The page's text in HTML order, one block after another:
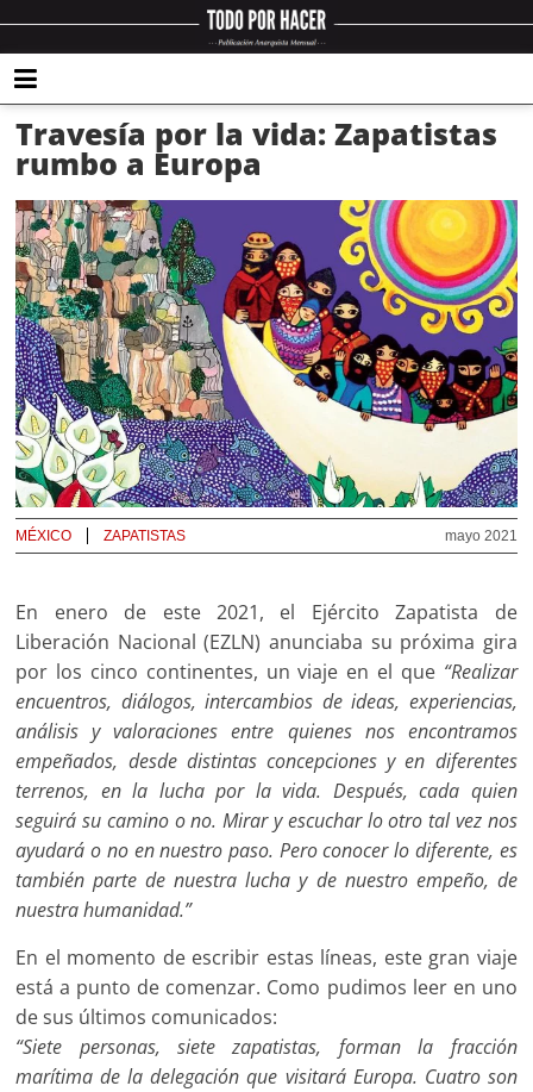
Travesía por la vida: Zapatistas
rumbo a Europa
mayo 2021
MÉXICO ZAPATISTAS
En enero de este 2021, el Ejército Zapatista de
Liberación Nacional (EZLN) anunciaba su próxima gira
por los cinco continentes, un viaje en el que “Realizar
encuentros, diálogos, intercambios de ideas, experiencias,
análisis y valoraciones entre quienes nos encontramos
empeñados, desde distintas concepciones y en diferentes
terrenos, en la lucha por la vida. Después, cada quien
seguirá su camino o no. Mirar y escuchar lo otro tal vez nos
ayudará o no en nuestro paso. Pero conocer lo diferente, es
también parte de nuestra lucha y de nuestro empeño, de
nuestra humanidad.”
En el momento de escribir estas líneas, este gran viaje
está a punto de comenzar. Como pudimos leer en uno
de sus últimos comunicados:
“Siete personas, siete zapatistas, forman la fracción
marítima de la delegación que visitará Europa. Cuatro son